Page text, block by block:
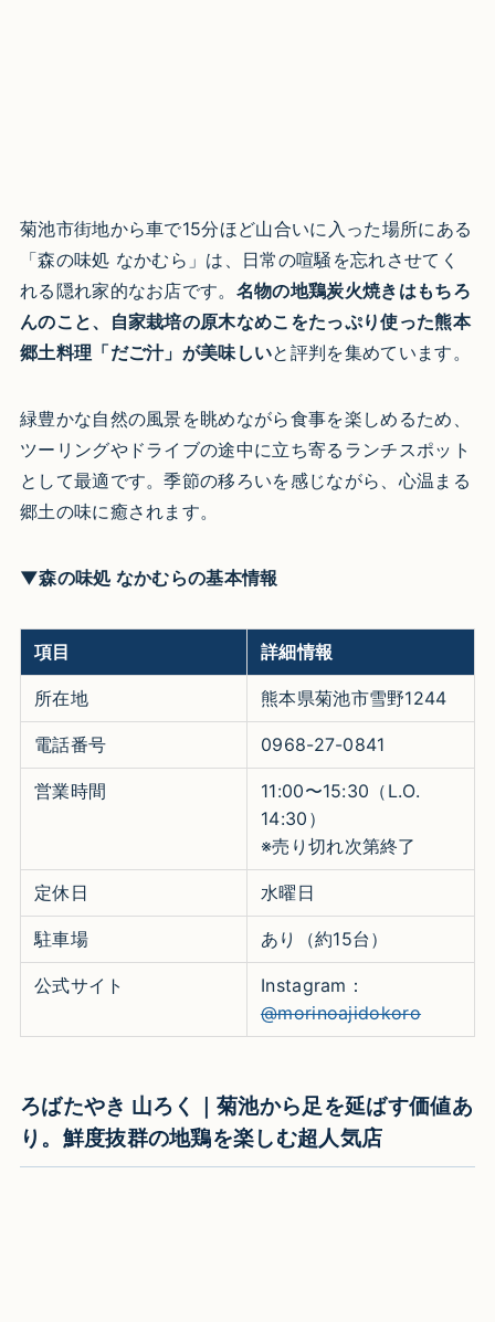
菊池市街地から車で15分ほど山合いに入った場所にある
「森の味処 なかむら」は、日常の喧騒を忘れさせてく
れる隠れ家的なお店です。 名物の地鶏炭火焼きはもちろ
んのこと、自家栽培の原木なめこをたっぷり使った熊本
郷土料理「だご汁」が美味しいと評判を集めています。
緑豊かな自然の風景を眺めながら食事を楽しめるため、
ツーリングやドライブの途中に立ち寄るランチスポット
として最適です。季節の移ろいを感じながら、心温まる
郷土の味に癒されます。
▼森の味処 なかむらの基本情報
項目 詳細情報
所在地 熊本県菊池市雪野1244
電話番号 0968-27-0841
営業時間
11:00〜15:30（L.O.
14:30）
※売り切れ次第終了
定休日 水曜日
駐車場 あり（約15台）
公式サイト
Instagram：
@morinoajidokoro
ろばたやき 山ろく｜菊池から足を延ばす価値あ
り。鮮度抜群の地鶏を楽しむ超人気店